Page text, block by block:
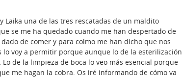
Laika una de las tres rescatadas de un maldito
se me ha quedado cuando me han despertado de
de comer y para colmo me han dicho que nos
lo voy a permitir porque aunque lo de la esterilización
de la limpieza de boca lo veo más esencial porque
me hagan la cobra. Os iré informando de cómo va